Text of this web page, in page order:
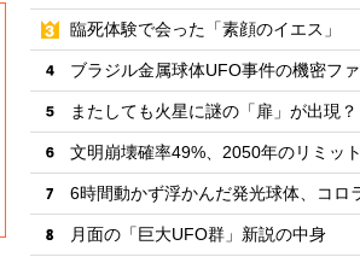
・
臨死体験で会った「素顔のイエス」
・
・
またしても火星に謎の「扉」が出現？
・
文明崩壊確率49%、2050年のリミット
・
・
月面の「巨大UFO群」新説の中身